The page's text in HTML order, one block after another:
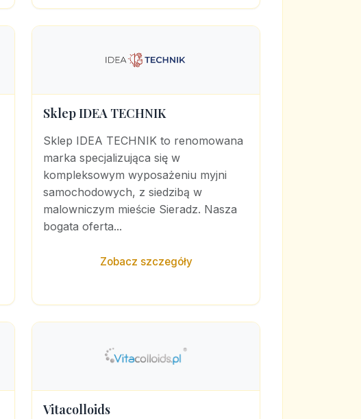
Sklep IDEA TECHNIK
Sklep IDEA TECHNIK to renomowana
marka specjalizująca się w
kompleksowym wyposażeniu myjni
samochodowych, z siedzibą w
malowniczym mieście Sieradz. Nasza
bogata oferta...
Zobacz szczegóły
Vitacolloids